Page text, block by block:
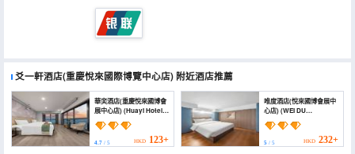
爻一軒酒店(重慶悅來國際博覽中心店) 附近酒店推薦
華奕酒店(重慶悅來國博會
展中心店) (Huayi Hotel
(Chongqing Yuelai
National Expo
Exhibition Center))
4.7 / 5 HKD 123+
唯度酒店(悅來國博會展中
心店) (WEI DU
HOTEL(Yuelai National
Expo Convention and
Exhibition Centre
Store))
5/ 5 HKD 232+